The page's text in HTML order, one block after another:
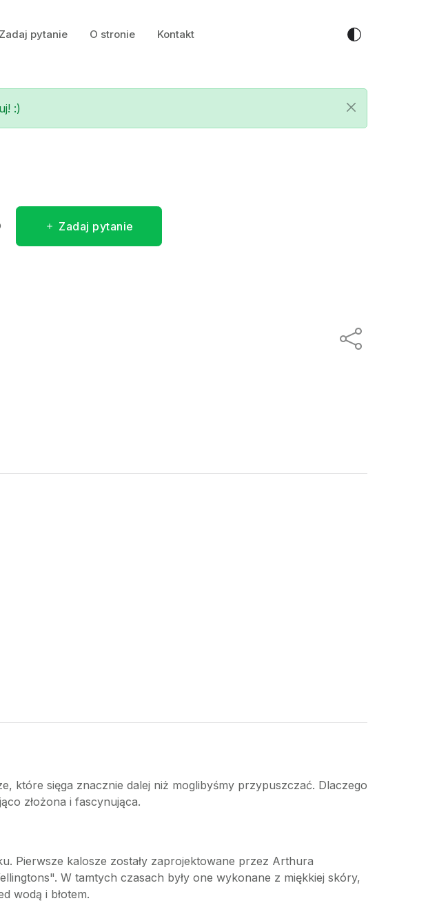
Zadaj pytanie O stronie Kontakt
:)
Zadaj pytanie
które sięga znacznie dalej niż moglibyśmy przypuszczać. Dlaczego
złożona i fascynująca.
Pierwsze kalosze zostały zaprojektowane przez Arthura
W tamtych czasach były one wykonane z miękkiej skóry,
wodą i błotem.